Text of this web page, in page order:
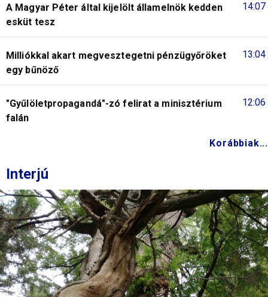
14:07
A Magyar Péter által kijelölt államelnök kedden
esküt tesz
13:04
Milliókkal akart megvesztegetni pénzügyőröket
egy bűnöző
12:06
"Gyűlöletpropagandá"-zó felirat a minisztérium
falán
Korábbiak...
Interjú